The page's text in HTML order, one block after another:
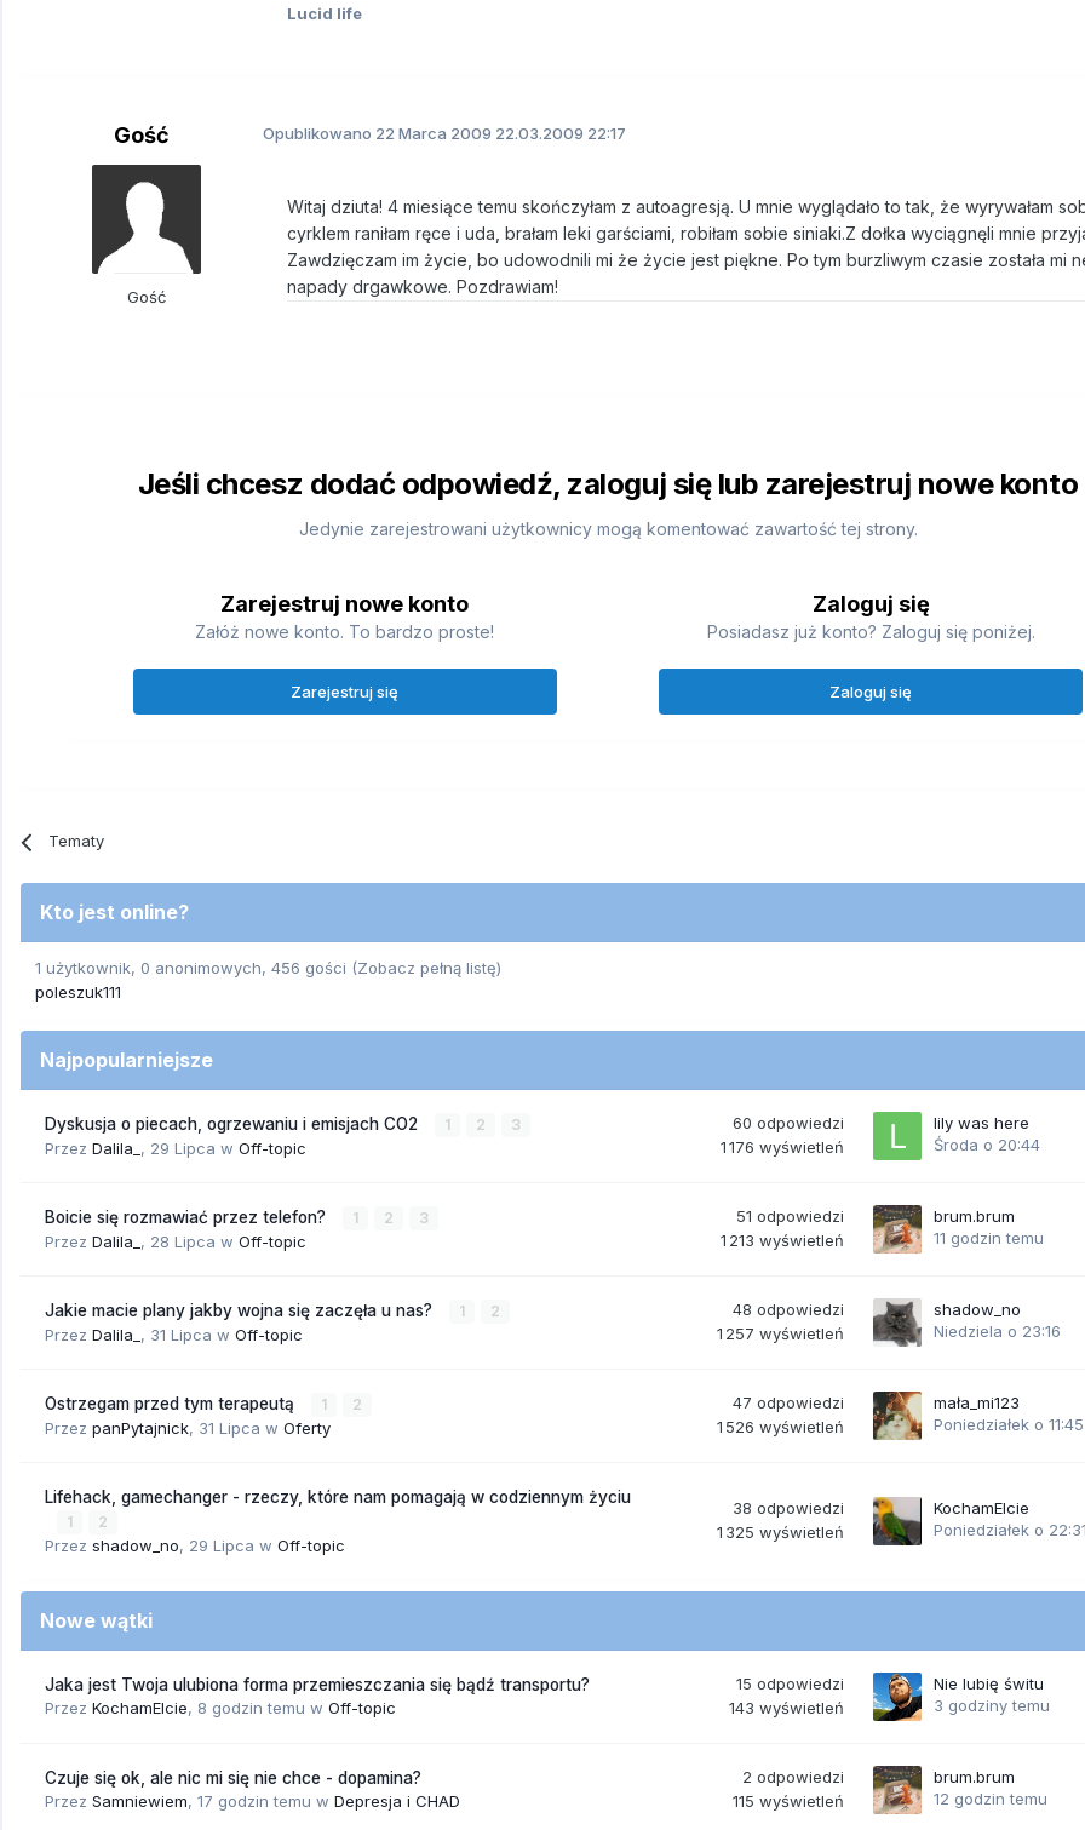
Lucid life
Gość
Gość
Opublikowano 22 Marca 2009 22.03.2009 22:17
Witaj dziuta! 4 miesiące temu skończyłam z autoagresją. U mnie wyglądało to tak, że wyrywałam
cyrklem raniłam ręce i uda, brałam leki garściami, robiłam sobie siniaki.Z dołka wyciągnęli mnie
Zawdzięczam im życie, bo udowodnili mi że życie jest piękne. Po tym burzliwym czasie została mi
napady drgawkowe. Pozdrawiam!
Jeśli chcesz dodać odpowiedź, zaloguj się lub zarejestruj nowe konto
Jedynie zarejestrowani użytkownicy mogą komentować zawartość tej strony.
Zarejestruj nowe konto
Załóż nowe konto. To bardzo proste!
Zarejestruj się
Zaloguj się
Posiadasz już konto? Zaloguj się poniżej.
Zaloguj się
Tematy
Kto jest online?
1 użytkownik, 0 anonimowych, 456 gości (Zobacz pełną listę)
poleszuk111
Najpopularniejsze
Dyskusja o piecach, ogrzewaniu i emisjach CO2 1 2 3
Przez Dalila_ , 29 Lipca w Off-topic
60 odpowiedzi
1 176 wyświetleń
lily was here
Środa o 20:44
Boicie się rozmawiać przez telefon? 1 2 3
Przez Dalila_ , 28 Lipca w Off-topic
51 odpowiedzi
1 213 wyświetleń
brum.brum
11 godzin temu
Jakie macie plany jakby wojna się zaczęła u nas? 1 2
Przez Dalila_ , 31 Lipca w Off-topic
48 odpowiedzi
1 257 wyświetleń
shadow_no
Niedziela o 23:16
Ostrzegam przed tym terapeutą 1 2
Przez panPytajnick, 31 Lipca w Oferty
47 odpowiedzi
1 526 wyświetleń
mała_mi123
Poniedziałek o 11:45
Lifehack, gamechanger - rzeczy, które nam pomagają w codziennym życiu
1 2
Przez shadow_no, 29 Lipca w Off-topic
38 odpowiedzi
1 325 wyświetleń
KochamElcie
Poniedziałek o
Nowe wątki
Jaka jest Twoja ulubiona forma przemieszczania się bądź transportu?
Przez KochamElcie, 8 godzin temu w Off-topic
15 odpowiedzi
143 wyświetleń
Nie lubię świtu
3 godziny temu
Czuje się ok, ale nic mi się nie chce - dopamina?
Przez Samniewiem, 17 godzin temu w Depresja i CHAD
2 odpowiedzi
115 wyświetleń
brum.brum
12 godzin temu